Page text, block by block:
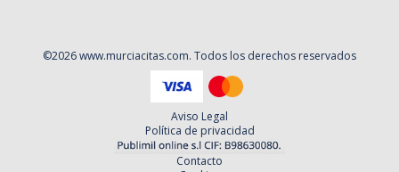
©2026www.murciacitas.com. Todos los derechos reservados
Aviso Legal
Política de privacidad
Contacto